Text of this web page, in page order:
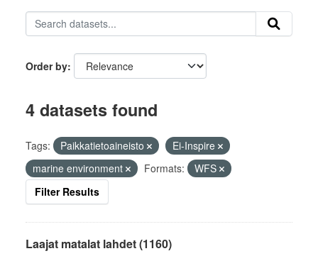
Order by
4 datasets found
Tags: Paikkatietoaineisto
Ei-Inspire
marine environment
Formats:
WFS
Filter Results
Laajat matalat lahdet (1160)